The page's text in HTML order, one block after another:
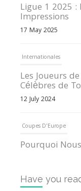
Ligue 1 2025
Impressions
17 May 2025
Internationales
Les Joueurs
Célèbres de
12 July 2024
Coupes D'Europe
Pourquoi
Internationales
Have you